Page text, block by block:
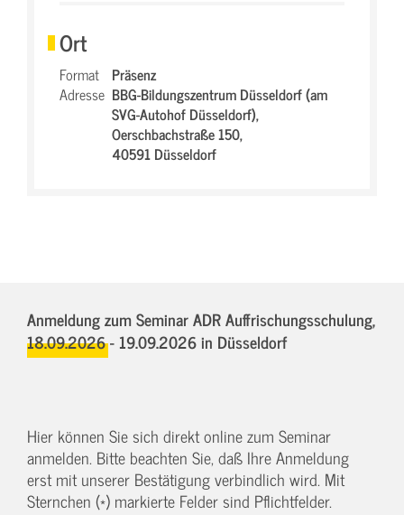
Ort
Format Präsenz
Adresse BBG-Bildungszentrum Düsseldorf (am
SVG-Autohof Düsseldorf),
Oerschbachstraße 150,
40591 Düsseldorf
Anmeldung zum Seminar ADR Auffrischungsschulung,
18.09.2026 - 19.09.2026in Düsseldorf
Hier können Sie sich direkt online zum Seminar
anmelden. Bitte beachten Sie, daß Ihre Anmeldung
erst mit unserer Bestätigung verbindlich wird. Mit
Sternchen (*) markierte Felder sind Pflichtfelder.